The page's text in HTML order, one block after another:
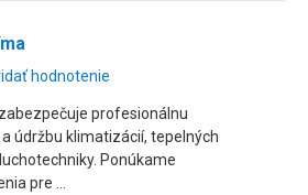
hodnotenie
profesionálnu
údržbu klimatizácií, tepelných
Ponúkame
pre ...